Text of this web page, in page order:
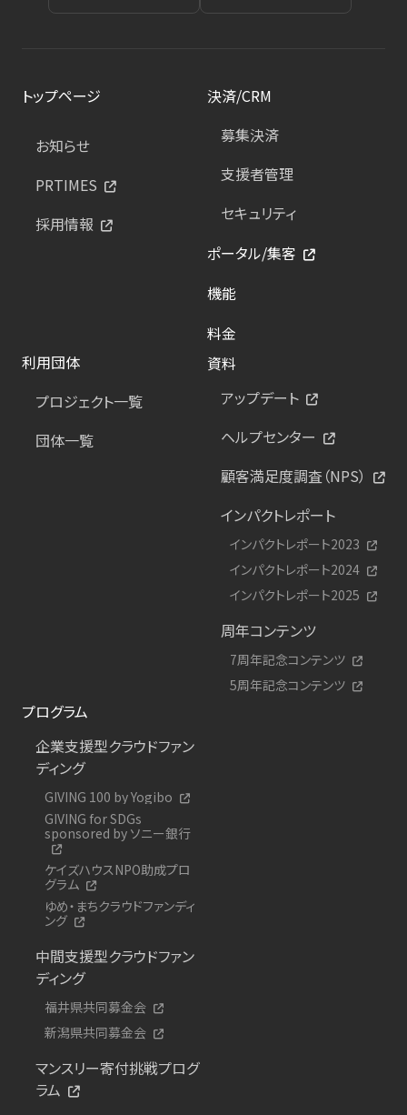
トップページ
お知らせ
PRTIMES
採用情報
決済/CRM
募集決済
支援者管理
セキュリティ
ポータル/集客
機能
料金
利用団体
プロジェクト一覧
団体一覧
資料
アップデート
ヘルプセンター
顧客満足度調査（NPS）
インパクトレポート
インパクトレポート2023
インパクトレポート2024
インパクトレポート2025
周年コンテンツ
7周年記念コンテンツ
5周年記念コンテンツ
プログラム
企業支援型クラウドファン
ディング
GIVING 100 by Yogibo
GIVING for SDGs
sponsored by ソニー銀行
ケイズハウスNPO助成プロ
グラム
ゆめ・まちクラウドファンディ
ング
中間支援型クラウドファン
ディング
福井県共同募金会
新潟県共同募金会
マンスリー寄付挑戦プログ
ラム